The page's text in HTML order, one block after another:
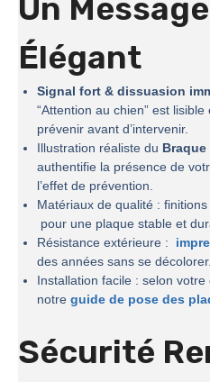
Un
Élégant
Signal fort & dissuasion
“Attention au chien” est
prévenir avant d’intervenir.
Illustration réaliste du Braque
authentifie la présence de
l’effet de prévention.
Matériaux de qualité :
pour une plaque stable et
Résistance extérieure :
des années sans se décolorer.
Installation facile : selon
notre guide de pose des
Sécurité